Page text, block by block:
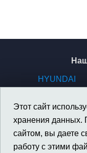
HYUNDAI
GENESIS
Этот сайт
хранения данных.
сайтом, вы даете
работу с этими